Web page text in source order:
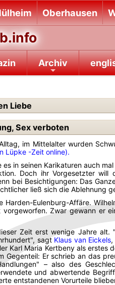
Oberhausen
Archiv
Liebe
Sex verboten
im Mittelalter wurden
Lüpke -Zeit online).
es in seinen Karikaturen auch
Doch ihr Vorgesetzter
bei Besichtigungen: Das
ließ sich die Ablehnung
Eulenburg-Affäre.
vorgeworfen. Zwar gewann er
Zeit erst wenige Jahre
sagt Klaus van Eickels,
Karl Maria Kertbeny als erstes
Gegenteil: Er schrieb an das
– also des
und abwertende
entstandenen Vorurteile